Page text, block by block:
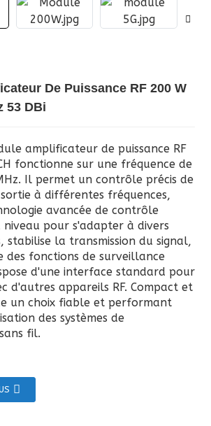
De Puissance RF 200 W
53 DBi
amplificateur de puissance RF
fonctionne sur une fréquence de
Il permet un contrôle précis de
à différentes fréquences,
avancée de contrôle
pour s'adapter à divers
stabilise la transmission du signal,
des fonctions de surveillance
d'une interface standard pour
d'autres appareils RF. Compact et
un choix fiable et performant
des systèmes de
fil.